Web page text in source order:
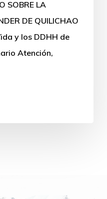
SOBRE LA
DE QUILICHAO
y los DDHH de
Atención,